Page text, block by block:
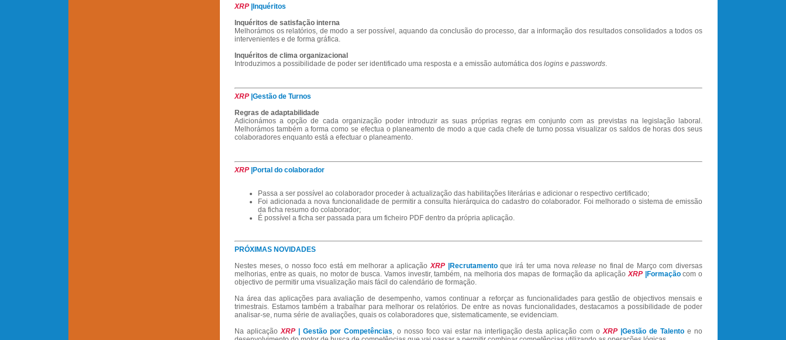
XRP |Inquéritos
Inquéritos de satisfação interna
Melhorámos os relatórios, de modo a ser possível, aquando da conclusão do processo, dar a informação dos resultados consolidados a todos os
intervenientes e de forma gráfica.
Inquéritos de clima organizacional
Introduzimos a possibilidade de poder ser identificado uma resposta e a emissão automática dos logins e passwords.
XRP |Gestão de Turnos
Regras de adaptabilidade
Adicionámos a opção de cada organização poder introduzir as suas próprias regras em conjunto com as previstas na legislação laboral.
Melhorámos também a forma como se efectua o planeamento de modo a que cada chefe de turno possa visualizar os saldos de horas dos seus
colaboradores enquanto está a efectuar o planeamento.
XRP |Portal do colaborador
Passa a ser possível ao colaborador proceder à actualização das habilitações literárias e adicionar o respectivo certificado;
Foi adicionada a nova funcionalidade de permitir a consulta hierárquica do cadastro do colaborador. Foi melhorado o sistema de emissão
da ficha resumo do colaborador;
É possível a ficha ser passada para um ficheiro PDF dentro da própria aplicação.
PRÓXIMAS NOVIDADES
Nestes meses, o nosso foco está em melhorar a aplicaçãoXRP |Recrutamentoque irá ter uma novarelease no final de Março com diversas
melhorias, entre as quais, no motor de busca. Vamos investir, também, na melhoria dos mapas de formação da aplicaçãoXRP |Formaçãocom o
objectivo de permitir uma visualização mais fácil do calendário de formação.
Na área das aplicações para avaliação de desempenho, vamos continuar a reforçar as funcionalidades para gestão de objectivos mensais e
trimestrais. Estamos também a trabalhar para melhorar os relatórios. De entre as novas funcionalidades, destacamos a possibilidade de poder
analisar-se, numa série de avaliações, quais os colaboradores que, sistematicamente, se evidenciam.
Na aplicaçãoXRP | Gestão por Competências, o nosso foco vai estar na interligação desta aplicação com oXRP |Gestão de Talento e no